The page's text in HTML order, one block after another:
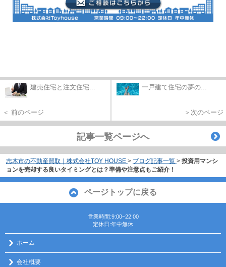
建売住宅と注文住宅...
＜ 前のページ
一戸建て住宅の夢の...
＞次のページ
記事一覧ページへ
志木市の不動産買取｜株式会社TOY HOUSE > ブログ記事一覧 > 投資用マンシ
ョンを売却する良いタイミングとは？準備や注意点もご紹介！
ページトップに戻る
営業時間:9:00~22:00
定休日:年中無休
ホーム
会社概要